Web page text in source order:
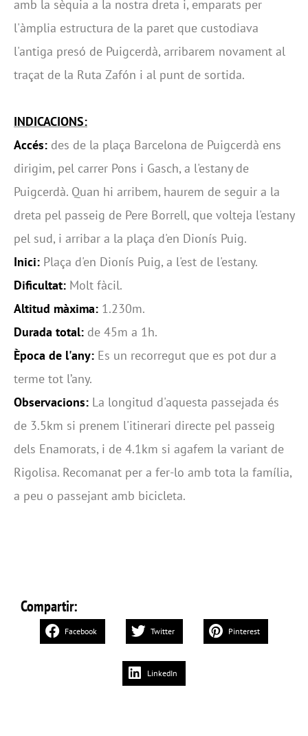
amb la sèquia a la nostra dreta i, emparats per
l'àmplia estructura de la paret que custodiava
l'antiga presó de Puigcerdà, arribarem novament al
traçat de la Ruta Zafón i al punt de sortida.
INDICACIONS:
Accés: des de la plaça Barcelona de Puigcerdà ens
dirigim, pel carrer Pons i Gasch, a l'estany de
Puigcerdà. Quan hi arribem, haurem de seguir a la
dreta pel passeig de Pere Borrell, que volteja l'estany
pel sud, i arribar a la plaça d'en Dionís Puig.
Inici: Plaça d'en Dionís Puig, a l'est de l'estany.
Dificultat: Molt fàcil.
Altitud màxima: 1.230m.
Durada total: de 45m a 1h.
Època de l'any: Es un recorregut que es pot dur a
terme tot l’any.
Observacions: La longitud d'aquesta passejada és
de 3.5km si prenem l'itinerari directe pel passeig
dels Enamorats, i de 4.1km si agafem la variant de
Rigolisa. Recomanat per a fer-lo amb tota la família,
a peu o passejant amb bicicleta.
Compartir:
Facebook Twitter Pinterest
LinkedIn